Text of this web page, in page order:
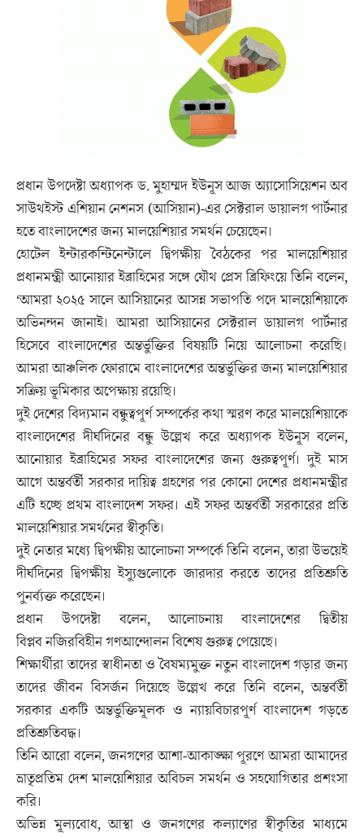
প্রধান উপদেষ্টা অধ্যাপক ড. মুহাম্মদ ইউনূস আজ অ্যাসোসিয়েশন অব
সাউথইস্ট এশিয়ান নেশনস (আসিয়ান)-এর সেক্টরাল ডায়ালগ পার্টনার
হতে বাংলাদেশের জন্য মালয়েশিয়ার সমর্থন চেয়েছেন।
হোটেল ইন্টারকন্টিনেন্টালে দ্বিপক্ষীয় বৈঠকের পর মালয়েশিয়ার
প্রধানমন্ত্রী আনোয়ার ইব্রাহিমের সঙ্গে যৌথ প্রেস ব্রিফিংয়ে তিনি বলেন,
‘আমরা ২০২৫ সালে আসিয়ানের আসন্ন সভাপতি পদে মালয়েশিয়াকে
অভিনন্দন জানাই। আমরা আসিয়ানের সেক্টরাল ডায়ালগ পার্টনার
হিসেবে বাংলাদেশের অন্তর্ভুক্তির বিষয়টি নিয়ে আলোচনা করেছি।
আমরা আঞ্চলিক ফোরামে বাংলাদেশের অন্তর্ভুক্তির জন্য মালয়েশিয়ার
সক্রিয় ভূমিকার অপেক্ষায় রয়েছি।
দুই দেশের বিদ্যমান বন্ধুত্বপূর্ণ সম্পর্কের কথা স্মরণ করে মালয়েশিয়াকে
বাংলাদেশের দীর্ঘদিনের বন্ধু উল্লেখ করে অধ্যাপক ইউনূস বলেন,
আনোয়ার ইব্রাহিমের সফর বাংলাদেশের জন্য গুরুত্বপূর্ণ। দুই মাস
আগে অন্তর্বর্তী সরকার দায়িত্ব গ্রহণের পর কোনো দেশের প্রধানমন্ত্রীর
এটি হচ্ছে প্রথম বাংলাদেশ সফর। এই সফর অন্তর্বর্তী সরকারের প্রতি
মালয়েশিয়ার সমর্থনের স্বীকৃতি।
দুই নেতার মধ্যে দ্বিপক্ষীয় আলোচনা সম্পর্কে তিনি বলেন, তারা উভয়েই
দীর্ঘদিনের দ্বিপক্ষীয় ইস্যুগুলোকে জারদার করতে তাদের প্রতিশ্রুতি
পুনর্ব্যক্ত করেছেন।
প্রধান উপদেষ্টা বলেন, আলোচনায় বাংলাদেশের দ্বিতীয়
বিপ্লব নজিরবিহীন গণআন্দোলন বিশেষ গুরুত্ব পেয়েছে।
শিক্ষার্থীরা তাদের স্বাধীনতা ও বৈষম্যমুক্ত নতুন বাংলাদেশ গড়ার জন্য
তাদের জীবন বিসর্জন দিয়েছে উল্লেখ করে তিনি বলেন, অন্তর্বর্তী
সরকার একটি অন্তর্ভুক্তিমূলক ও ন্যায়বিচারপূর্ণ বাংলাদেশ গড়তে
প্রতিশ্রুতিবদ্ধ।
তিনি আরো বলেন, জনগণের আশা-আকাঙ্ক্ষা পূরণে আমরা আমাদের
ভ্রাতৃপ্রতিম দেশ মালয়েশিয়ার অবিচল সমর্থন ও সহযোগিতার প্রশংসা
করি।
অভিন্ন মূল্যবোধ, আস্থা ও জনগণের কল্যাণের স্বীকৃতির মাধ্যমে